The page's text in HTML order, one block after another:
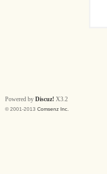
Powered by Discuz! X3.2
© 2001-2013 Comsenz Inc.